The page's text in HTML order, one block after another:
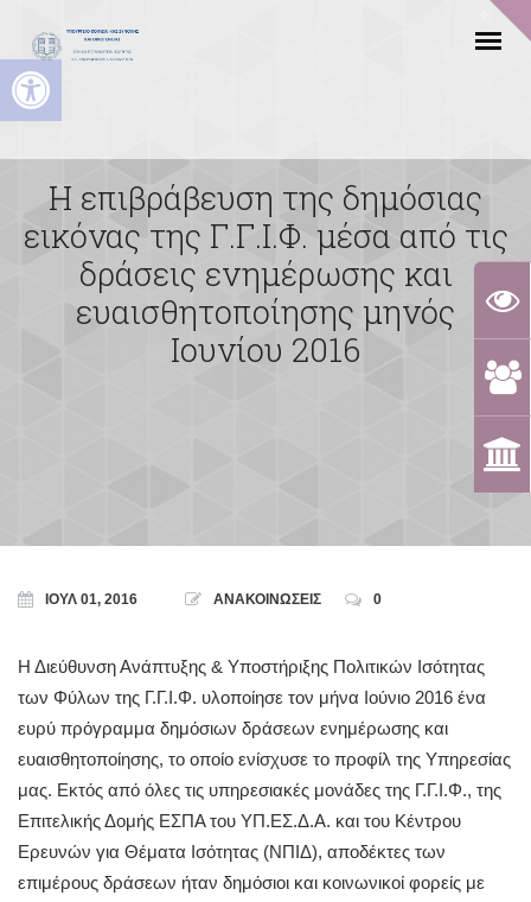
Ανοίξτε τη γραμμή εργαλείων
Η επιβράβευση της δημόσιας
εικόνας της Γ.Γ.Ι.Φ. μέσα από τις
δράσεις ενημέρωσης και
ευαισθητοποίησης μηνός
Ιουνίου 2016
ΙΟΎΛ 01, 2016 ΑΝΑΚΟΙΝΩΣΕΙΣ 0
Η Διεύθυνση Ανάπτυξης & Υποστήριξης Πολιτικών Ισότητας
των Φύλων της Γ.Γ.Ι.Φ. υλοποίησε τον μήνα Ιούνιο 2016 ένα
ευρύ πρόγραμμα δημόσιων δράσεων ενημέρωσης και
ευαισθητοποίησης, το οποίο ενίσχυσε το προφίλ της Υπηρεσίας
μας. Εκτός από όλες τις υπηρεσιακές μονάδες της Γ.Γ.Ι.Φ., της
Επιτελικής Δομής ΕΣΠΑ του ΥΠ.ΕΣ.Δ.Α. και του Κέντρου
Ερευνών για Θέματα Ισότητας (ΝΠΙΔ), αποδέκτες των
επιμέρους δράσεων ήταν δημόσιοι και κοινωνικοί φορείς με